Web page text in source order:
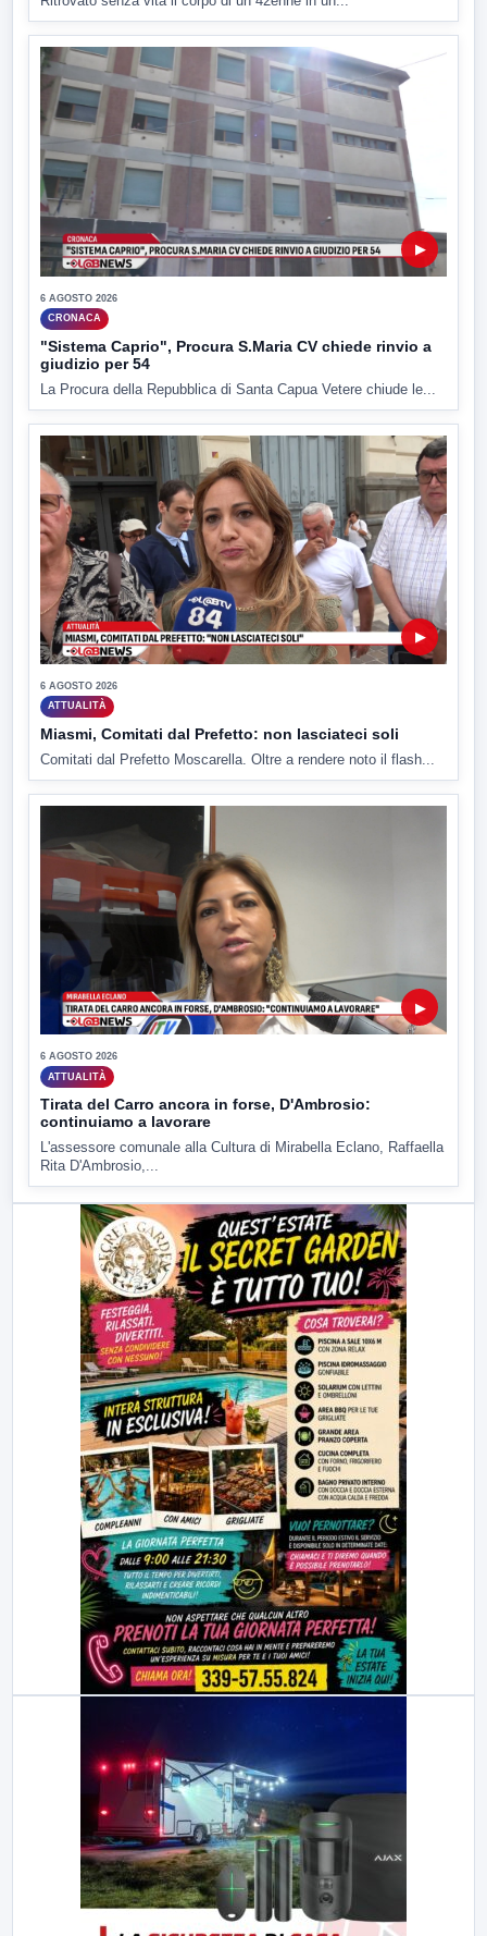
▶
6 AGOSTO 2026
CRONACA
"Sistema Caprio", Procura S.Maria CV chiede rinvio a
giudizio per 54
La Procura della Repubblica di Santa Capua Vetere chiude le...
▶
6 AGOSTO 2026
ATTUALITÀ
Miasmi, Comitati dal Prefetto: non lasciateci soli
Comitati dal Prefetto Moscarella. Oltre a rendere noto il flash...
▶
6 AGOSTO 2026
ATTUALITÀ
Tirata del Carro ancora in forse, D'Ambrosio:
continuiamo a lavorare
L'assessore comunale alla Cultura di Mirabella Eclano, Raffaella
Rita D'Ambrosio,...